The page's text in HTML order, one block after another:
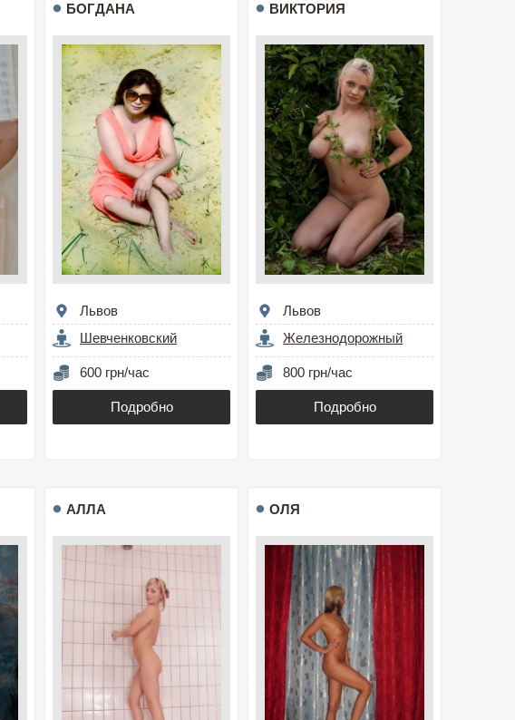
БОГДАНА
Львов
Шевченковский
600 грн/час
Подробно
ВИКТОРИЯ
Львов
Железнодорожный
800 грн/час
Подробно
АЛЛА ОЛЯ